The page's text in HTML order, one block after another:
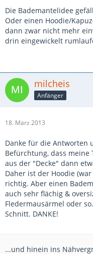
Die Bademantelidee
Oder einen Hoodie/
dann zwar nicht mehr
drin eingewickelt
milcheis
Anfänger
18. März 2013
Danke für die Antworten
Befürchtung, dass
aus der "Decke" dann
Daher ist der Hoodie
richtig. Aber einen
auch sehr flächig &
Fledermausärmel oder
Schnitt. DANKE!
...und hinein ins